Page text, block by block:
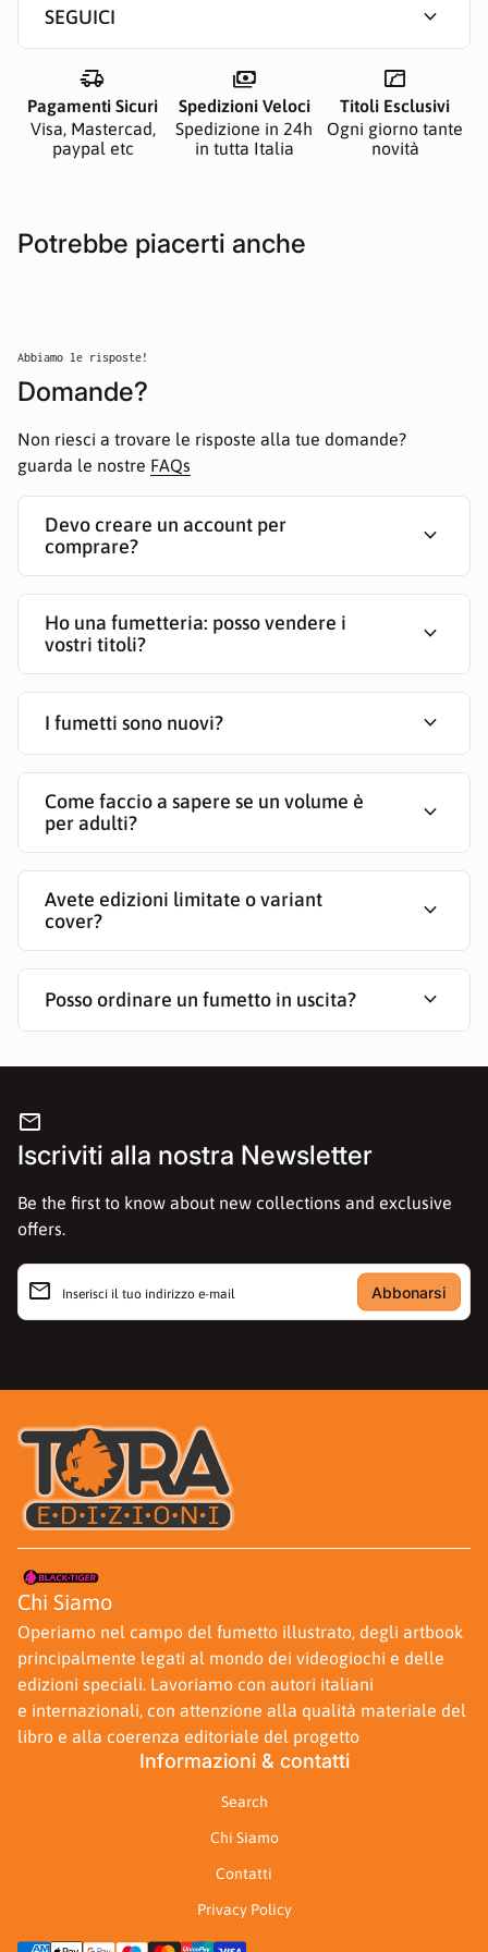
SEGUICI expand_more
delivery_truck_speed
Pagamenti Sicuri
Visa, Mastercad,
paypal etc
payments
Spedizioni Veloci
Spedizione in 24h
in tutta Italia
manga
Titoli Esclusivi
Ogni giorno tante
novità
Potrebbe piacerti anche
Abbiamo le risposte!
Domande?
Non riesci a trovare le risposte alla tue domande?
guarda le nostre FAQs
Devo creare un account per
comprare?
expand_more
Ho una fumetteria: posso vendere i
vostri titoli?
expand_more
I fumetti sono nuovi? expand_more
Come faccio a sapere se un volume è
per adulti?
expand_more
Avete edizioni limitate o variant
cover?
expand_more
Posso ordinare un fumetto in uscita? expand_more
mail
Iscriviti alla nostra Newsletter
Be the first to know about new collections and exclusive
offers.
Inserisci il tuo indirizzo e-mail
email
Casa
Casa
Chi Siamo
Operiamo nel campo del fumetto illustrato, degli artbook
principalmente legati al mondo dei videogiochi e delle
edizioni speciali. Lavoriamo con autori italiani
e internazionali, con attenzione alla qualità materiale del
libro e alla coerenza editoriale del progetto
Informazioni & contatti
Search
Chi Siamo
Contatti
Privacy Policy